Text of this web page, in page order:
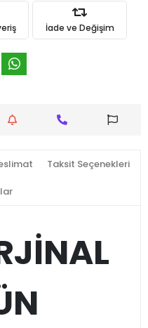
İade ve Değişim
Taksit Seçenekleri